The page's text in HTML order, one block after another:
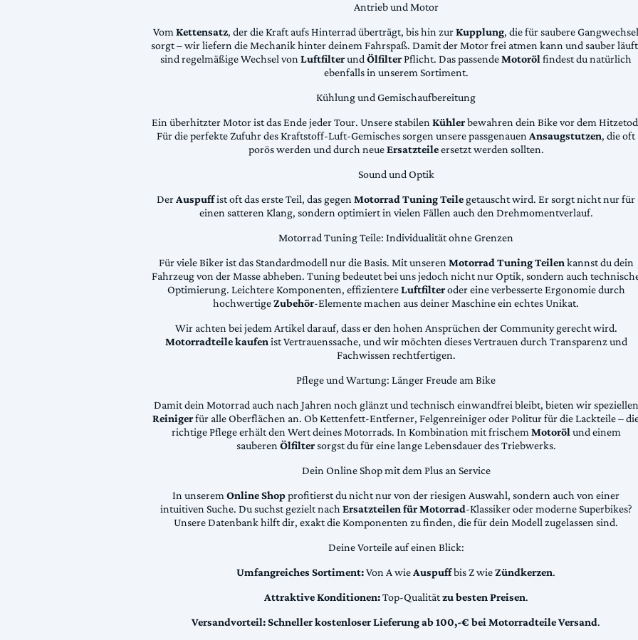
Antrieb und Motor
VomKettensatz, der die Kraft aufs Hinterrad überträgt, bis hin zurKupplung, die für saubere Gangwechsel
sorgt – wir liefern die Mechanik hinter deinem Fahrspaß. Damit der Motor frei atmen kann und sauber
sind regelmäßige Wechsel vonLuftfilterundÖlfilterPflicht. Das passendeMotorölfindest du natürlich
ebenfalls in unserem Sortiment.
Kühlung und Gemischaufbereitung
Ein überhitzter Motor ist das Ende jeder Tour. Unsere stabilenKühlerbewahren dein Bike vor dem
Für die perfekte Zufuhr des Kraftstoff-Luft-Gemisches sorgen unsere passgenauenAnsaugstutzen, die oft
porös werden und durch neueErsatzteileersetzt werden sollten.
Sound und Optik
DerAuspuffist oft das erste Teil, das gegenMotorrad Tuning Teile getauscht wird. Er sorgt nicht nur für
einen satteren Klang, sondern optimiert in vielen Fällen auch den Drehmomentverlauf.
Motorrad Tuning Teile: Individualität ohne Grenzen
Für viele Biker ist das Standardmodell nur die Basis. Mit unserenMotorrad Tuning Teilenkannst du dein
Fahrzeug von der Masse abheben. Tuning bedeutet bei uns jedoch nicht nur Optik, sondern auch
Optimierung. Leichtere Komponenten, effizientereLuftfilteroder eine verbesserte Ergonomie durch
hochwertigeZubehör-Elemente machen aus deiner Maschine ein echtes Unikat.
Wir achten bei jedem Artikel darauf, dass er den hohen Ansprüchen der Community gerecht wird.
Motorradteile kaufenist Vertrauenssache, und wir möchten dieses Vertrauen durch Transparenz und
Fachwissen rechtfertigen.
Pflege und Wartung: Länger Freude am Bike
Damit dein Motorrad auch nach Jahren noch glänzt und technisch einwandfrei bleibt, bieten wir speziellen
Reinigerfür alle Oberflächen an. Ob Kettenfett-Entferner, Felgenreiniger oder Politur für die Lackteile –
richtige Pflege erhält den Wert deines Motorrads. In Kombination mit frischemMotorölund einem
sauberenÖlfiltersorgst du für eine lange Lebensdauer des Triebwerks.
Dein Online Shop mit dem Plus an Service
In unseremOnline Shopprofitierst du nicht nur von der riesigen Auswahl, sondern auch von einer
intuitiven Suche. Du suchst gezielt nachErsatzteilen für Motorrad-Klassiker oder moderne Superbikes?
Unsere Datenbank hilft dir, exakt die Komponenten zu finden, die für dein Modell zugelassen sind.
Deine Vorteile auf einen Blick:
Umfangreiches Sortiment:Von A wieAuspuffbis Z wieZündkerzen.
Attraktive Konditionen:Top-Qualitätzu besten Preisen.
Versandvorteil:Schneller kostenloser Lieferung ab 100,-€ bei Motorradteile Versand.